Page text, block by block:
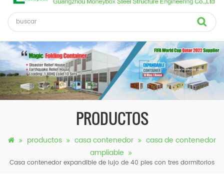
PRODUCTOS
productos casa contenedor
casa de contenedor
ampliable
Casa contenedor expandible de lujo de 40 pies con tres dormitorios